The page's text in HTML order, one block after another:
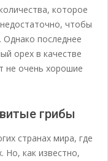
которое
чтобы
последнее
орех в качестве
не очень хорошие
грибы
странах мира, где
Но, как известно,